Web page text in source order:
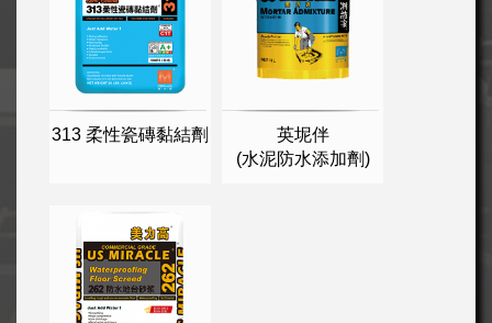
313 柔性瓷磚黏結劑
英坭伴
(水泥防水添加劑)